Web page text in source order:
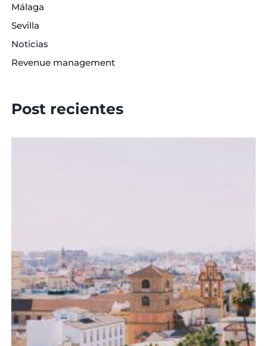
Málaga
Sevilla
Noticias
Revenue management
Post recientes